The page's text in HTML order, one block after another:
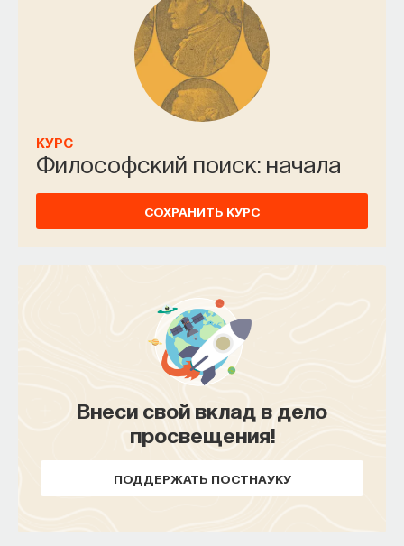
КУРС
Философский поиск: начала
СОХРАНИТЬ КУРС
Внеси свой вклад в дело
просвещения!
ПОДДЕРЖАТЬ ПОСТНАУКУ